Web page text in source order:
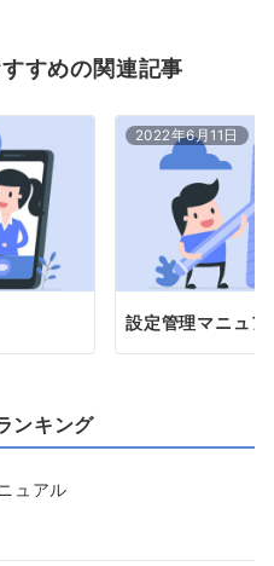
すめの関連記事
2022年6月11日
設定管理マニュア
ンキング
ュアル